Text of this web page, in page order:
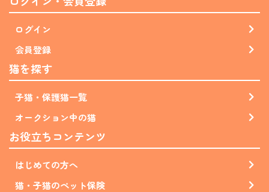
ログイン
会員登録
猫を探す
子猫・保護猫一覧
オークション中の猫
お役立ちコンテンツ
はじめての方へ
猫・子猫のペット保険